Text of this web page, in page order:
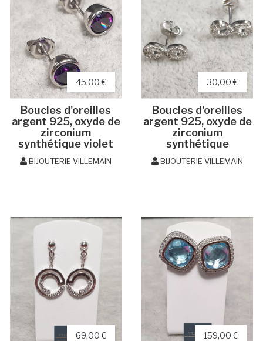
45,00 €
Boucles d'oreilles
argent 925, oxyde de
zirconium
synthétique violet
BIJOUTERIE VILLEMAIN
30,00 €
Boucles d'oreilles
argent 925, oxyde de
zirconium
synthétique
BIJOUTERIE VILLEMAIN
69,00 € 159,00 €